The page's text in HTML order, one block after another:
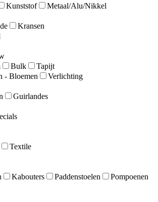
Kunststof
Metaal/Alu/Nikkel
Kransen
Bulk
Tapijt
- Bloemen
Verlichting
Guirlandes
Textile
Kabouters Paddenstoelen
Pompoenen